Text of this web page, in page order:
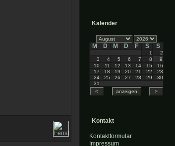
Kalender
M D M D F S S
1
2
3
4 5 6 7 8
9
10
11 12 13 14 15
16
17
18 19 20 21 22
23
24
25 26 27 28 29
30
31
Kontakt
Kontaktformular
Impressum